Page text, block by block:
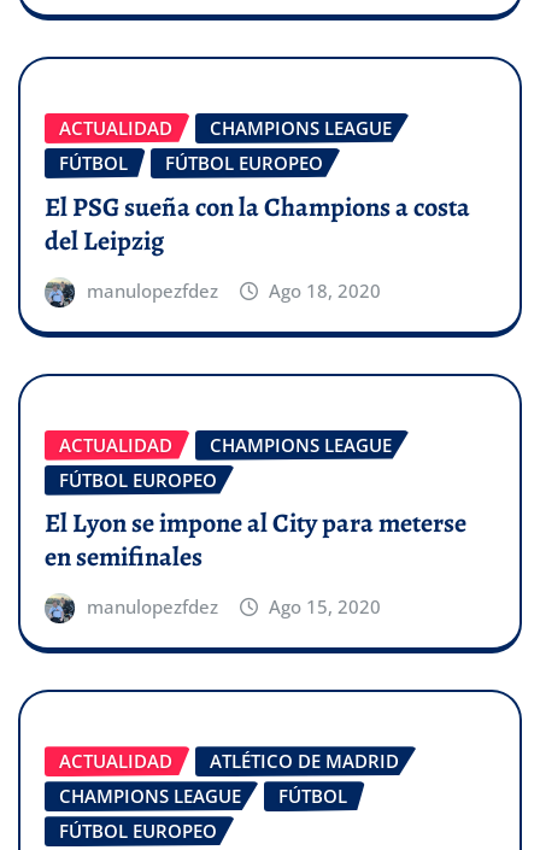
ACTUALIDAD
CHAMPIONS LEAGUE
FÚTBOL
FÚTBOL EUROPEO
El PSG sueña con la Champions a costa
del Leipzig
manulopezfdez Ago 18, 2020
ACTUALIDAD
CHAMPIONS LEAGUE
FÚTBOL EUROPEO
El Lyon se impone al City para meterse
en semifinales
manulopezfdez Ago 15, 2020
ACTUALIDAD
ATLÉTICO DE MADRID
CHAMPIONS LEAGUE
FÚTBOL
FÚTBOL EUROPEO